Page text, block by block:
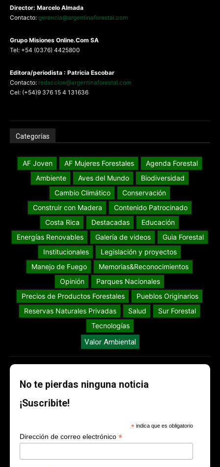
Director: Marcelo Almada
Contacto: gerencia@argentinaforestal.com
Grupo Misiones Online.Com SA
Tel: +54 (0376) 4425800
Editora/periodista : Patricia Escobar
Contacto: redaccion@argentinaforestal.com
Cel: (+54)9 376 15 4 131636
Categorías
AF Joven AF Mujeres Forestales
Agenda Forestal
Ambiente
Aves del Mundo
Biodiversidad
Cambio Climático
Conservación
Construir con Madera
Contenido Patrocinado
Costa Rica
Destacadas
Educación
Energías Renovables
Galería de videos
Guia Forestal
Institucionales
Legislación y proyectos
Manejo de Fuego
Memorias&Reconocimientos
Opinión
Parques Nacionales
Precios de Productos Forestales
Pueblos Originarios
Reservas Naturales Privadas
Salud
Sur Forestal
Tecnologías
Valor Ambiental
No te pierdas ninguna noticia
¡Suscribite!
* indica que es obligatorio
Dirección de correo electrónico *